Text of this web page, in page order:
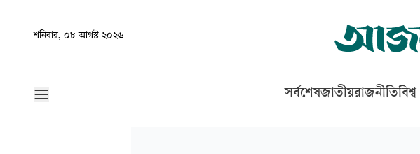
শনিবার, ০৮ আগস্ট ২০২৬
সর্বশেষজাতীয়রাজনীতিবিশ্ব